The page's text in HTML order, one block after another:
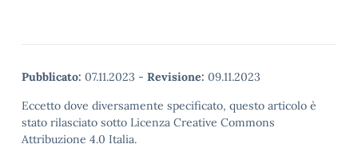
Pubblicato: 07.11.2023 - Revisione: 09.11.2023
Eccetto dove diversamente specificato, questo articolo è
stato rilasciato sotto Licenza Creative Commons
Attribuzione 4.0 Italia.